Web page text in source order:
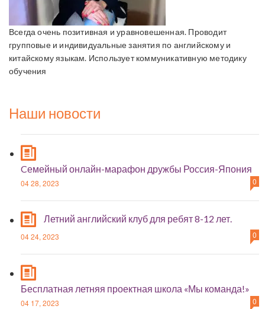
Всегда очень позитивная и уравновешенная. Проводит
групповые и индивидуальные занятия по английскому и
китайскому языкам. Использует коммуникативную методику
обучения
Наши новости
Cемейный онлайн-марафон дружбы Россия-Япония
04 28, 2023 0
Летний английский клуб для ребят 8-12 лет.
04 24, 2023 0
Бесплатная летняя проектная школа «Мы команда!»
04 17, 2023 0